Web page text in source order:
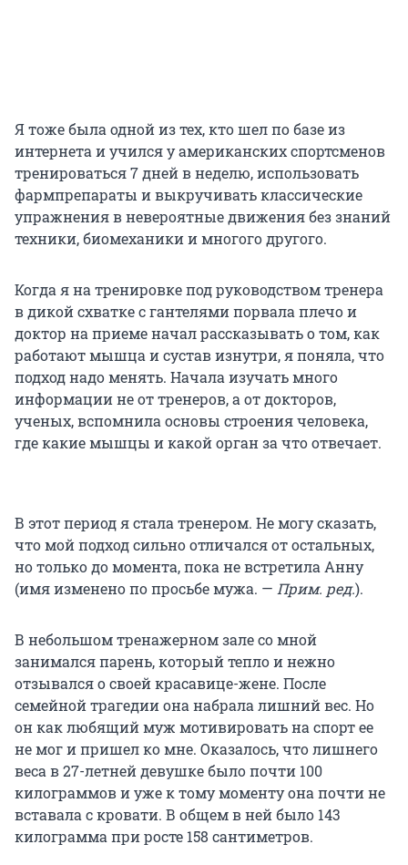
Я тоже была одной из тех, кто шел по базе из
интернета и учился у американских спортсменов
тренироваться 7 дней в неделю, использовать
фармпрепараты и выкручивать классические
упражнения в невероятные движения без знаний
техники, биомеханики и многого другого.
Когда я на тренировке под руководством тренера
в дикой схватке с гантелями порвала плечо и
доктор на приеме начал рассказывать о том, как
работают мышца и сустав изнутри, я поняла, что
подход надо менять. Начала изучать много
информации не от тренеров, а от докторов,
ученых, вспомнила основы строения человека,
где какие мышцы и какой орган за что отвечает.
В этот период я стала тренером. Не могу сказать,
что мой подход сильно отличался от остальных,
но только до момента, пока не встретила Анну
(имя изменено по просьбе мужа. — Прим. ред.).
В небольшом тренажерном зале со мной
занимался парень, который тепло и нежно
отзывался о своей красавице-жене. После
семейной трагедии она набрала лишний вес. Но
он как любящий муж мотивировать на спорт ее
не мог и пришел ко мне. Оказалось, что лишнего
веса в 27-летней девушке было почти 100
килограммов и уже к тому моменту она почти не
вставала с кровати. В общем в ней было 143
килограмма при росте 158 сантиметров.